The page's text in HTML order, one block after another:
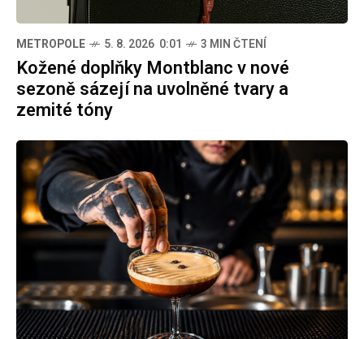
METROPOLE 5. 8. 2026 0:01 3 MIN ČTENÍ
Kožené doplňky Montblanc v nové
sezoně sázejí na uvolněné tvary a
zemité tóny